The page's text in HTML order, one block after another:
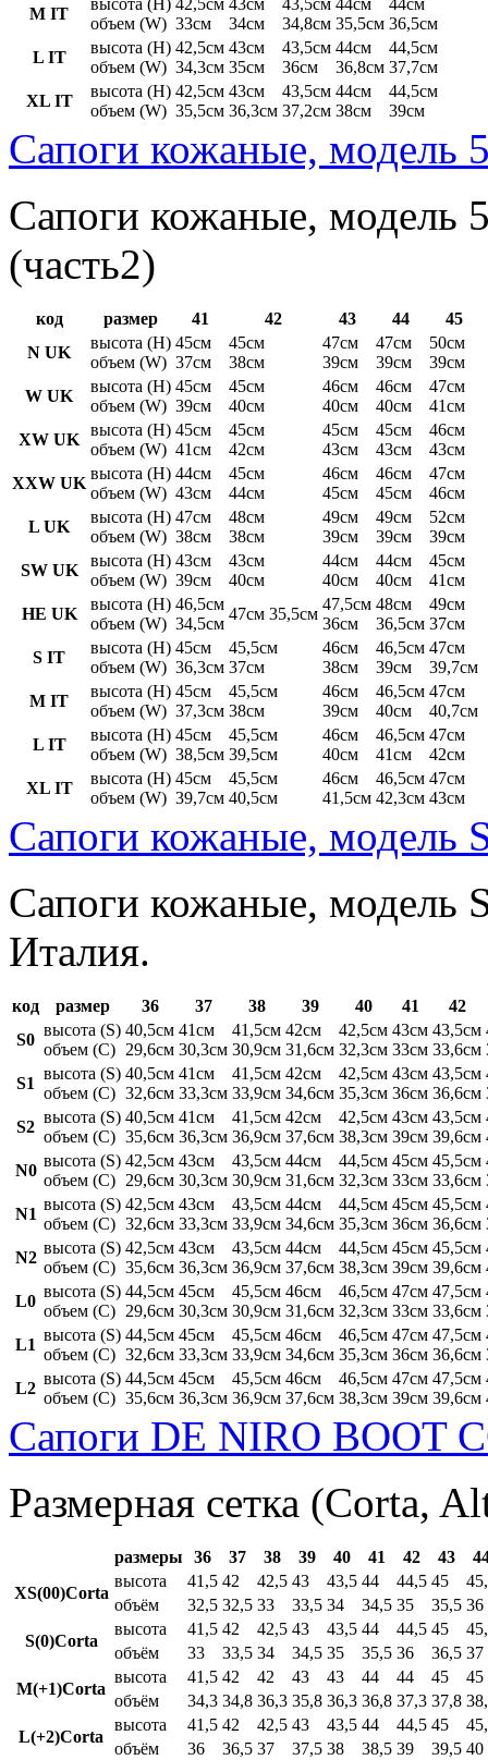
M IT
высота (H)
объем (W)
42,5см
33см
43см
34см
43,5см
34,8см
44см
35,5см
44см
36,5см
L IT
высота (H)
объем (W)
42,5см
34,3см
43см
35см
43,5см
36см
44см
36,8см
44,5см
37,7см
XL IT
высота (H)
объем (W)
42,5см
35,5см
43см
36,3см
43,5см
37,2см
44см
38см
44,5см
39см
Сапоги кожаные, модель
Сапоги кожаные, модель
(часть2)
код размер 41 42 43 44
45
N UK
высота (H)
объем (W)
45см
37см
45см
38см
47см
39см
47см
39см
50см
39см
W UK
высота (H)
объем (W)
45см
39см
45см
40см
46см
40см
46см
40см
47см
41см
XW UK
высота (H)
объем (W)
45см
41см
45см
42см
45см
43см
45см
43см
46см
43см
XXW UK
высота (H)
объем (W)
44см
43см
45см
44см
46см
45см
46см
45см
47см
46см
L UK
высота (H)
объем (W)
47см
38см
48см
38см
49см
39см
49см
39см
52см
39см
SW UK
высота (H)
объем (W)
43см
39см
43см
40см
44см
40см
44см
40см
45см
41см
HE UK
высота (H)
объем (W)
46,5см
34,5см
47см 35,5см
47,5см
36см
48см
36,5см
49см
37см
S IT
высота (H)
объем (W)
45см
36,3см
45,5см
37см
46см
38см
46,5см
39см
47см
39,7см
M IT
высота (H)
объем (W)
45см
37,3см
45,5см
38см
46см
39см
46,5см
40см
47см
40,7см
L IT
высота (H)
объем (W)
45см
38,5см
45,5см
39,5см
46см
40см
46,5см
41см
47см
42см
XL IT
высота (H)
объем (W)
45см
39,7см
45,5см
40,5см
46см
41,5см
46,5см
42,3см
47см
43см
Сапоги кожаные, модель
Сапоги кожаные, модель
Италия.
код размер 36 37 38 39 40 41
42
S0
высота (S)
объем (C)
40,5см
29,6см
41см
30,3см
41,5см
30,9см
42см
31,6см
42,5см
32,3см
43см
33см
43,5см
33,6см
S1
высота (S)
объем (C)
40,5см
32,6см
41см
33,3см
41,5см
33,9см
42см
34,6см
42,5см
35,3см
43см
36см
43,5см
36,6см
S2
высота (S)
объем (C)
40,5см
35,6см
41см
36,3см
41,5см
36,9см
42см
37,6см
42,5см
38,3см
43см
39см
43,5см
39,6см
N0
высота (S)
объем (C)
42,5см
29,6см
43см
30,3см
43,5см
30,9см
44см
31,6см
44,5см
32,3см
45см
33см
45,5см
33,6см
N1
высота (S)
объем (C)
42,5см
32,6см
43см
33,3см
43,5см
33,9см
44см
34,6см
44,5см
35,3см
45см
36см
45,5см
36,6см
N2
высота (S)
объем (C)
42,5см
35,6см
43см
36,3см
43,5см
36,9см
44см
37,6см
44,5см
38,3см
45см
39см
45,5см
39,6см
L0
высота (S)
объем (C)
44,5см
29,6см
45см
30,3см
45,5см
30,9см
46см
31,6см
46,5см
32,3см
47см
33см
47,5см
33,6см
L1
высота (S)
объем (C)
44,5см
32,6см
45см
33,3см
45,5см
33,9см
46см
34,6см
46,5см
35,3см
47см
36см
47,5см
36,6см
L2
высота (S)
объем (C)
44,5см
35,6см
45см
36,3см
45,5см
36,9см
46см
37,6см
46,5см
38,3см
47см
39см
47,5см
39,6см
Сапоги DE NIRO BOOT
Размерная сетка (Corta,
размеры 36 37 38 39 40 41 42 43
XS(00)Corta
высота 41,5 42 42,5 43 43,5 44 44,5 45
объём
32,5 32,5 33 33,5 34 34,5 35 35,5 36
S(0)Corta
высота 41,5 42 42,5 43 43,5 44 44,5 45
объём
33 33,5 34 34,5 35 35,5 36 36,5 37
M(+1)Corta
высота 41,5 42 42 43 43 44 44 45
45
объём
34,3 34,8 36,3 35,8 36,3 36,8 37,3 37,8
L(+2)Corta
высота 41,5 42 42,5 43 43,5 44 44,5 45
объём
36 36,5 37 37,5 38 38,5 39 39,5 40